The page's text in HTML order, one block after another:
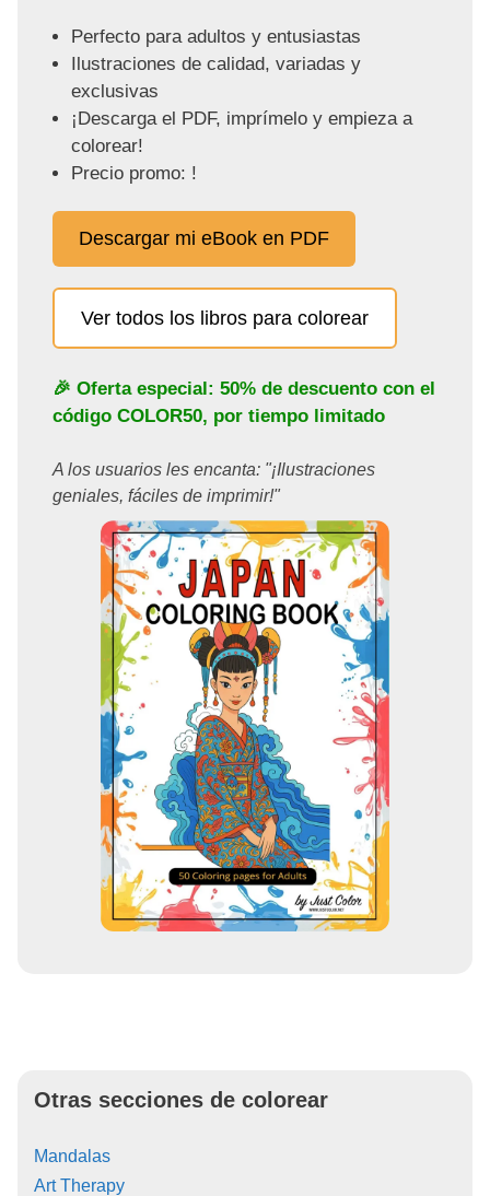
Perfecto para adultos y entusiastas
Ilustraciones de calidad, variadas y
exclusivas
¡Descarga el PDF, imprímelo y empieza a
colorear!
Precio promo: !
Descargar mi eBook en PDF
Ver todos los libros para colorear
🎉 Oferta especial: 50% de descuento con el
código COLOR50, por tiempo limitado
A los usuarios les encanta: "¡Ilustraciones
geniales, fáciles de imprimir!"
Otras secciones de colorear
Mandalas
Art Therapy